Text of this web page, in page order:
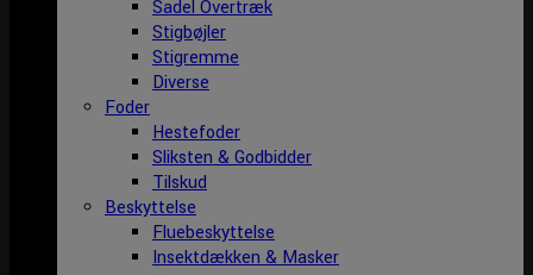
Sadel Overtræk
Stigbøjler
Stigremme
Diverse
Foder
Hestefoder
Sliksten & Godbidder
Tilskud
Beskyttelse
Fluebeskyttelse
Insektdækken & Masker